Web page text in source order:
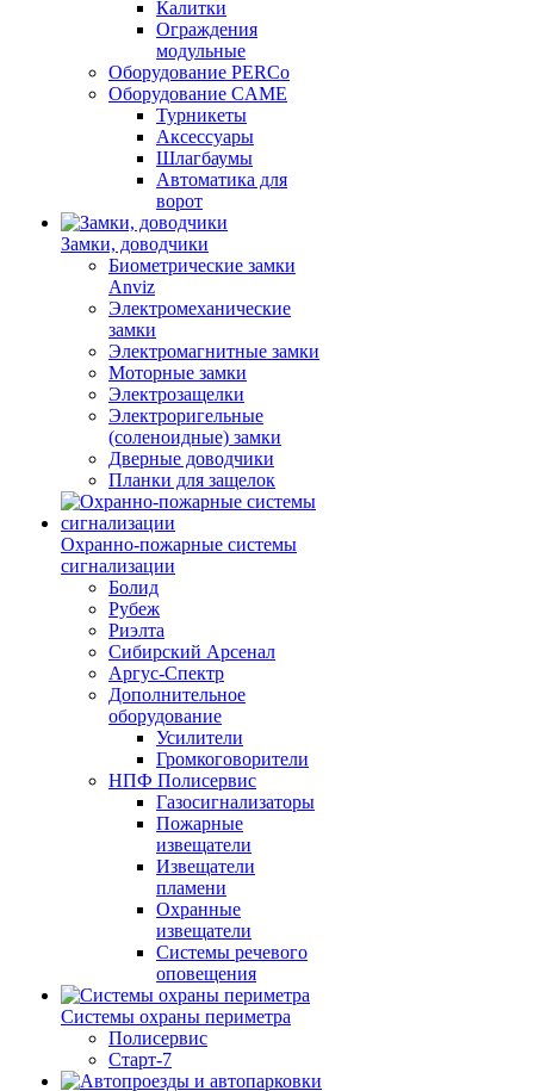
Калитки
Ограждения
модульные
Оборудование PERCo
Оборудование CAME
Турникеты
Аксессуары
Шлагбаумы
Автоматика для
ворот
Замки, доводчики
Биометрические замки
Anviz
Электромеханические
замки
Электромагнитные замки
Моторные замки
Электрозащелки
Электроригельные
(cоленоидные) замки
Дверные доводчики
Планки для защелок
Охранно-пожарные системы
сигнализации
Болид
Рубеж
Риэлта
Сибирский Арсенал
Аргус-Спектр
Дополнительное
оборудование
Усилители
Громкоговорители
НПФ Полисервис
Газосигнализаторы
Пожарные
извещатели
Извещатели
пламени
Охранные
извещатели
Системы речевого
оповещения
Системы охраны периметра
Полисервис
Старт-7